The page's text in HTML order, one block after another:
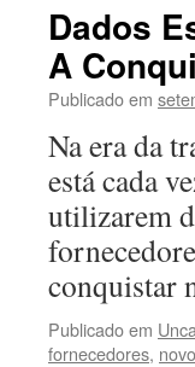
Dados
A
Publicado em
Na era da
está cada
utilizarem
conquistar
Publicado em
fornecedores,